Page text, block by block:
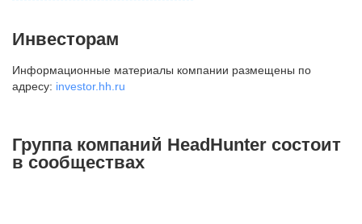
внутригородская территория
Муниципальный округ Тверской,
2-я Брестская ул., д. 48,
+7 495 980-64-27
Инвесторам
Информационные материалы компании размещены по
адресу: investor.hh.ru
Группа компаний HeadHunter состоит
в сообществах